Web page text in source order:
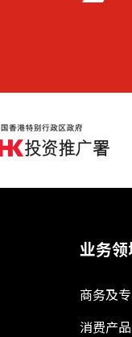
业务领
商务及
消费产品